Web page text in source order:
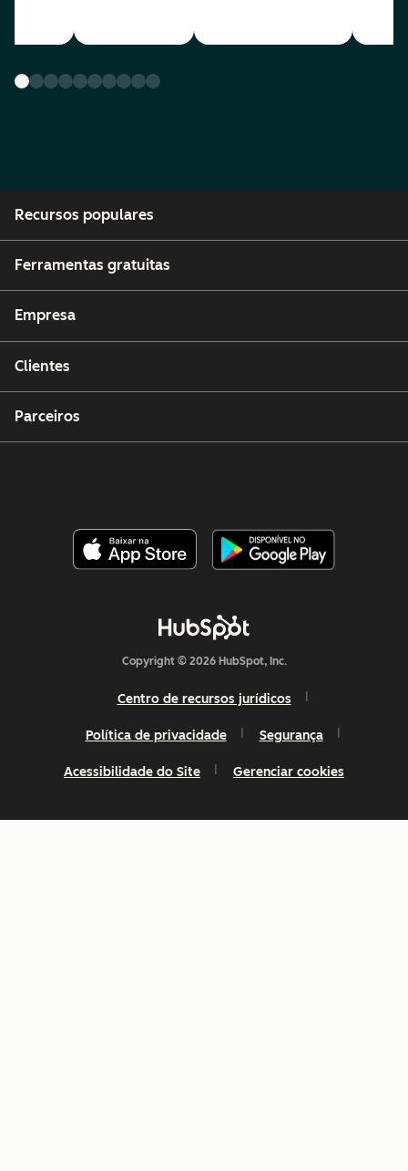
Recursos populares
Ferramentas gratuitas
Empresa
Clientes
Parceiros
Copyright © 2026 HubSpot, Inc.
Centro de recursos jurídicos
Política de privacidade Segurança
Acessibilidade do Site Gerenciar cookies